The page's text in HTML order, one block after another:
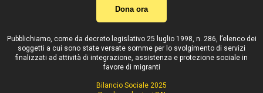
Dona ora
Pubblichiamo, come da decreto legislativo 25 luglio 1998, n. 286, l’elenco dei
soggetti a cui sono state versate somme per lo svolgimento di servizi
finalizzati ad attività di integrazione, assistenza e protezione sociale in
favore di migranti
Bilancio Sociale 2025